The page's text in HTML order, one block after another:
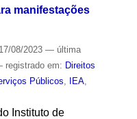
manifestações
08/2023 — última
registrado em: Direitos
Públicos IEA,
Instituto de